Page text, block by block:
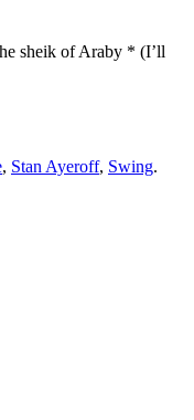
sheik of Araby * (I’ll
, Stan Ayeroff, Swing.